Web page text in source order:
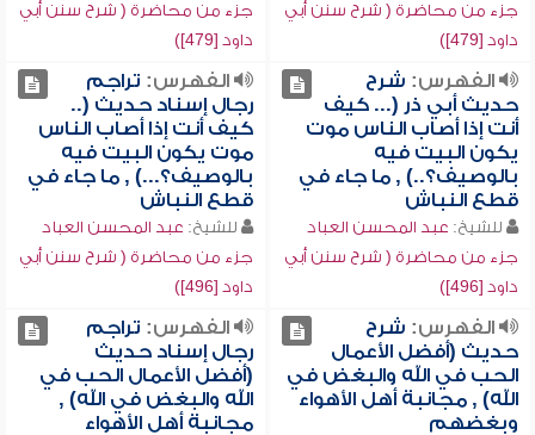
جزء من محاضرة ( شرح سنن أبي
داود [479])
جزء من محاضرة ( شرح سنن أبي
داود [479])
الفهرس: شرح
حديث أبي ذر (... كيف
أنت إذا أصاب الناس موت
يكون البيت فيه
بالوصيف؟..) , ما جاء في
قطع النباش
للشيخ: عبد المحسن العباد
جزء من محاضرة ( شرح سنن أبي
داود [496])
الفهرس: تراجم
رجال إسناد حديث (..
كيف أنت إذا أصاب الناس
موت يكون البيت فيه
بالوصيف؟...) , ما جاء في
قطع النباش
للشيخ: عبد المحسن العباد
جزء من محاضرة ( شرح سنن أبي
داود [496])
الفهرس: شرح
حديث (أفضل الأعمال
الحب في الله والبغض في
الله) , مجانبة أهل الأهواء
وبغضهم
الفهرس: تراجم
رجال إسناد حديث
(أفضل الأعمال الحب في
الله والبغض في الله) ,
مجانبة أهل الأهواء